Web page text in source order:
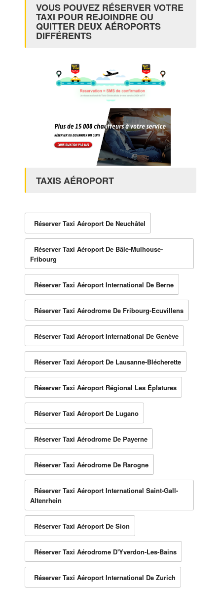
VOUS POUVEZ RÉSERVER VOTRE
TAXI POUR REJOINDRE OU
QUITTER DEUX AÉROPORTS
DIFFÉRENTS
TAXIS AÉROPORT
Réserver Taxi Aéroport De Neuchâtel
Réserver Taxi Aéroport De Bâle-Mulhouse-
Fribourg
Réserver Taxi Aéroport International De Berne
Réserver Taxi Aérodrome De Fribourg-Ecuvillens
Réserver Taxi Aéroport International De Genève
Réserver Taxi Aéroport De Lausanne-Blécherette
Réserver Taxi Aéroport Régional Les Éplatures
Réserver Taxi Aéroport De Lugano
Réserver Taxi Aérodrome De Payerne
Réserver Taxi Aérodrome De Rarogne
Réserver Taxi Aéroport International Saint-Gall-
Altenrhein
Réserver Taxi Aéroport De Sion
Réserver Taxi Aérodrome D'Yverdon-Les-Bains
Réserver Taxi Aéroport International De Zurich